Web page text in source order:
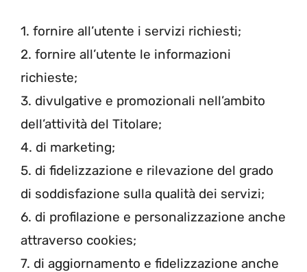
1. fornire all’utente i servizi richiesti;
2. fornire all’utente le informazioni
richieste;
3. divulgative e promozionali nell’ambito
dell’attività del Titolare;
4. di marketing;
5. di fidelizzazione e rilevazione del grado
di soddisfazione sulla qualità dei servizi;
6. di profilazione e personalizzazione anche
attraverso cookies;
7. di aggiornamento e fidelizzazione anche